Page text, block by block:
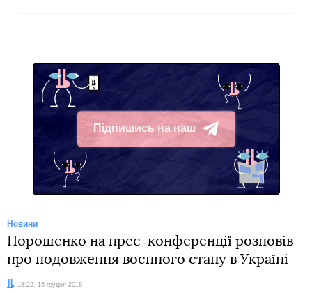
Підпишись на наш
Telegram
Новини
Порошенко на прес-конференції розповів
про подовження воєнного стану в Україні
Дата:18:22, 16 грудня 2018